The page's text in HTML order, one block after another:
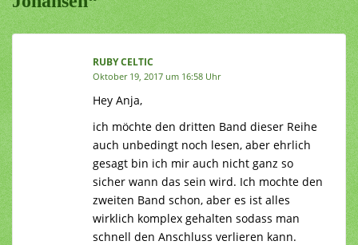
RUBY CELTIC
Oktober 19, 2017 um 16:58 Uhr
Hey Anja,
ich möchte den dritten Band dieser Reihe
auch unbedingt noch lesen, aber ehrlich
gesagt bin ich mir auch nicht ganz so
sicher wann das sein wird. Ich mochte den
zweiten Band schon, aber es ist alles
wirklich komplex gehalten sodass man
schnell den Anschluss verlieren kann.